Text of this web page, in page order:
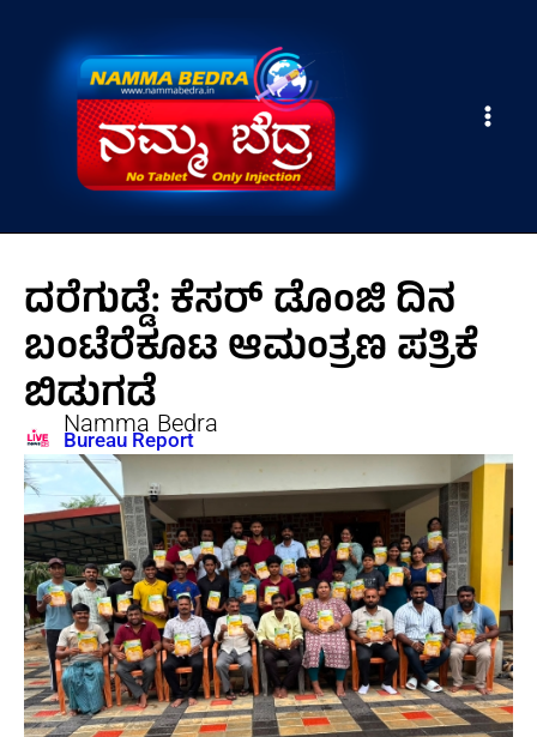
ದರೆಗುಡ್ಡೆ: ಕೆಸರ್ ಡೊಂಜಿ ದಿನ
ಬಂಟೆರೆಕೂಟ ಆಮಂತ್ರಣ ಪತ್ರಿಕೆ
ಬಿಡುಗಡೆ
Namma Bedra
Bureau Report